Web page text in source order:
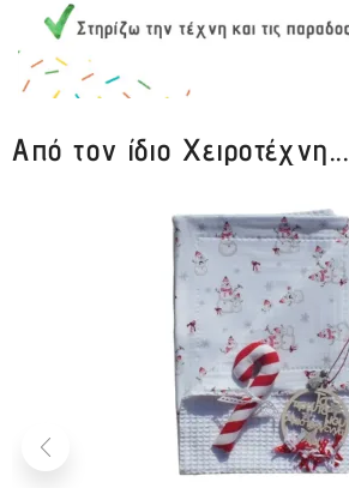
Από τον ίδιο Χειροτέχνη...